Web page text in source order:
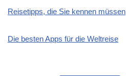
Reisetipps, die Sie kennen müssen
Die besten Apps für die Weltreise